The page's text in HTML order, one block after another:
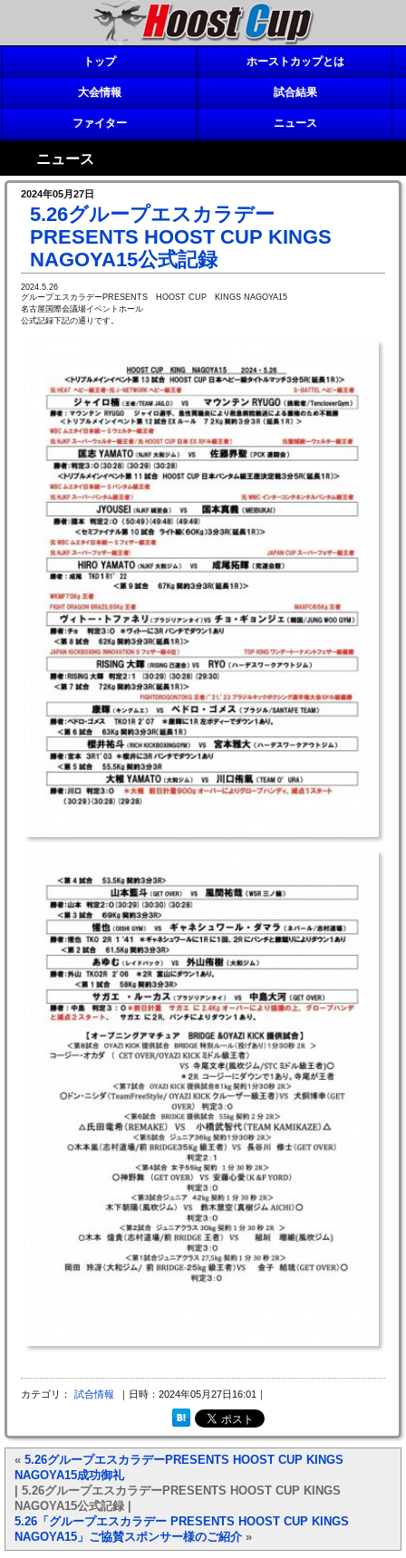
トップ ホーストカップとは
大会情報 試合結果
ファイター ニュース
ニュース
2024年05月27日
5.26グループエスカラデー
PRESENTS HOOST CUP KINGS
NAGOYA15公式記録
2024.5.26
グループエスカラデーPRESENTS HOOST CUP KINGS NAGOYA15
名古屋国際会議場イベントホール
公式記録下記の通りです。
カテゴリ： 試合情報 ｜日時：2024年05月27日16:01｜
« 5.26グループエスカラデーPRESENTS HOOST CUP KINGS
NAGOYA15成功御礼
| 5.26グループエスカラデーPRESENTS HOOST CUP KINGS
NAGOYA15公式記録 |
5.26「グループエスカラデー PRESENTS HOOST CUP KINGS
NAGOYA15」ご協賛スポンサー様のご紹介 »